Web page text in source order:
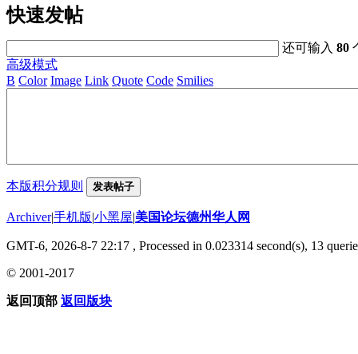
快速发帖
还可输入80
高级模式
B Color Image Link Quote Code Smilies
本版积分规则 发表帖子
Archiver|手机版|小黑屋|美国论坛德州华人网
GMT-6, 2026-8-7 22:17 , Processed in 0.023314 second(s), 13
© 2001-2017
返回顶部 返回版块